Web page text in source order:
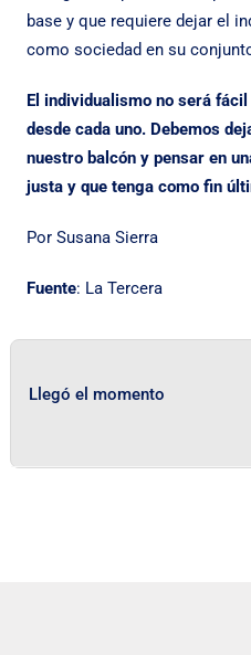
base y que requiere dejar el
como sociedad en su
El individualismo no será
desde cada uno. Debemos
nuestro balcón y pensar en
justa y que tenga como fin
Por Susana Sierra
Fuente: La Tercera
Llegó el momento